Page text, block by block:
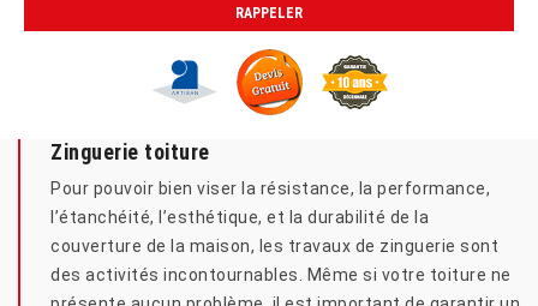
Zinguerie toiture
Pour pouvoir bien viser la résistance, la performance,
l’étanchéité, l’esthétique, et la durabilité de la
couverture de la maison, les travaux de zinguerie sont
des activités incontournables. Même si votre toiture ne